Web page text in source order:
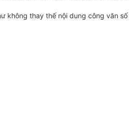
không thay thế nội dung công văn số